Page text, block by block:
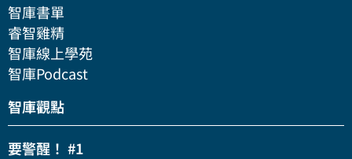
智庫書單
睿智雞精
智庫線上學苑
智庫Podcast
智庫觀點
要警醒！ #1